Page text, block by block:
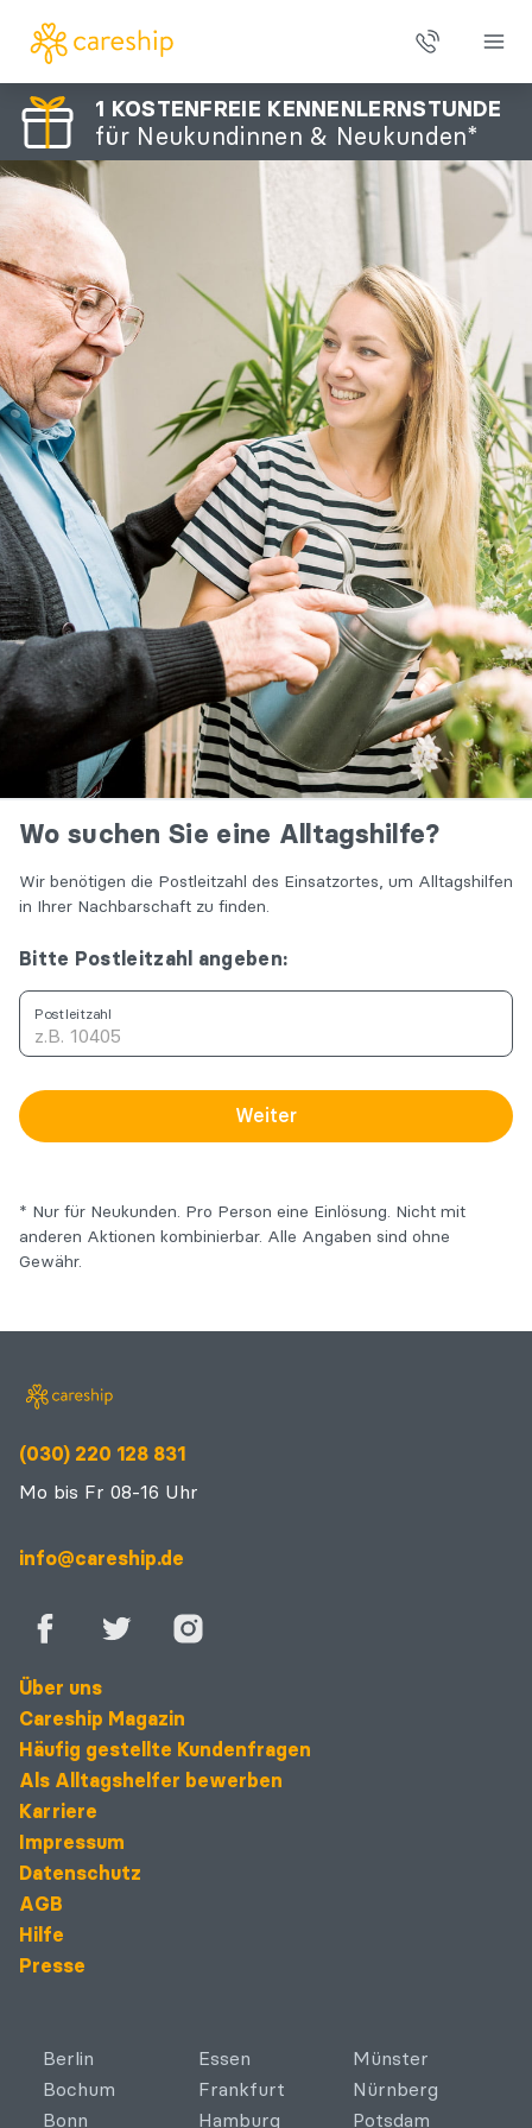
1 KOSTENFREIE KENNENLERNSTUNDE
für Neukundinnen & Neukunden*
Wo suchen Sie eine Alltagshilfe?
Wir benötigen die Postleitzahl des Einsatzortes, um Alltagshilfen
in Ihrer Nachbarschaft zu finden.
Bitte Postleitzahl angeben:
Postleitzahl
Weiter
* Nur für Neukunden. Pro Person eine Einlösung. Nicht mit
anderen Aktionen kombinierbar. Alle Angaben sind ohne
Gewähr.
(030) 220 128 831
Mo bis Fr 08-16 Uhr
info@careship.de
Über uns
Careship Magazin
Häufig gestellte Kundenfragen
Als Alltagshelfer bewerben
Karriere
Impressum
Datenschutz
AGB
Hilfe
Presse
Berlin
Bochum
Bonn
Essen
Frankfurt
Hamburg
Münster
Nürnberg
Potsdam